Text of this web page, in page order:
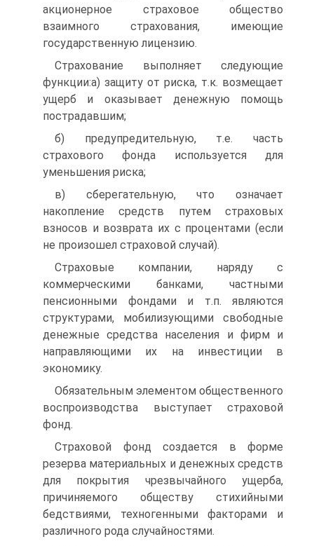
акционерное страховое общество
взаимного страхования, имеющие
государственную лицензию.
Страхование выполняет следующие
функции:а) защиту от риска, т.к. возмещает
ущерб и оказывает денежную помощь
пострадавшим;
б) предупредительную, т.е. часть
страхового фонда используется для
уменьшения риска;
в) сберегательную, что означает
накопление средств путем страховых
взносов и возврата их с процентами (если
не произошел страховой случай).
Страховые компании, наряду с
коммерческими банками, частными
пенсионными фондами и т.п. являются
структурами, мобилизующими свободные
денежные средства населения и фирм и
направляющими их на инвестиции в
экономику.
Обязательным элементом общественного
воспроизводства выступает страховой
фонд.
Страховой фонд создается в форме
резерва материальных и денежных средств
для покрытия чрезвычайного ущерба,
причиняемого обществу стихийными
бедствиями, техногенными факторами и
различного рода случайностями.